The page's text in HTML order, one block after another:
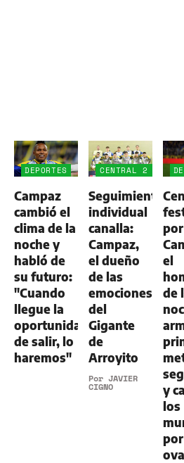
DEPORTES
Campaz
cambió el
clima de la
noche y
habló de
su futuro:
"Cuando
llegue la
oportunidad
de salir, lo
haremos"
CENTRAL 2
ALDOSIVI
1
Seguimiento
individual
canalla:
Campaz,
el dueño
de las
emociones
del
Gigante
de
Arroyito
Por JAVIER
CIGNO
por
el
de
y
los